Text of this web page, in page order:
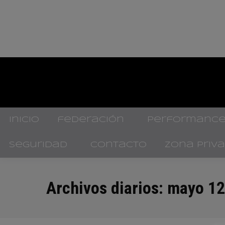
inicio federación
seguridad contacto zona
Archivos diarios: mayo